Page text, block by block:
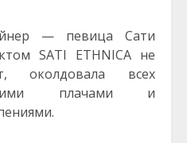
— певица Сати
SATI ETHNICA не
околдовала всех
плачами и